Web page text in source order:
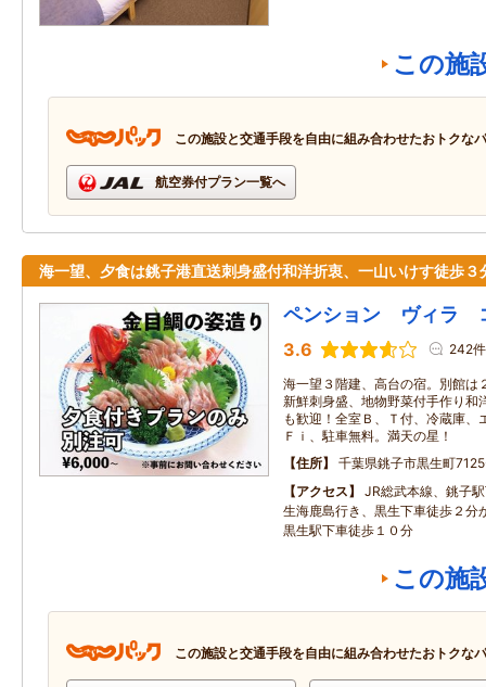
この施
この施設と交通手段を自由に組み合わせたおトクな
航空券付プラン一覧へ
海一望、夕食は銚子港直送刺身盛付和洋折衷、一山いけす徒歩３
ペンション ヴィラ
3.6 242件
海一望３階建、高台の宿。別館は
新鮮刺身盛、地物野菜付手作り和
も歓迎！全室Ｂ、Ｔ付、冷蔵庫、
Ｆｉ、駐車無料。満天の星！
住所
千葉県銚子市黒生町
アクセス
JR総武本線、銚子
生海鹿島行き、黒生下車徒歩２分
黒生駅下車徒歩１０分
この施
この施設と交通手段を自由に組み合わせたおトクな